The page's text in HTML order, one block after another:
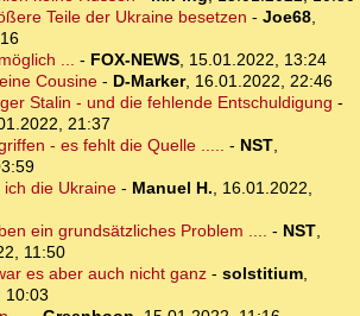
Teile der Ukraine besetzen - Joe68,
... - FOX-NEWS, 15.01.2022, 13:24
Cousine- D-Marker, 16.01.2022, 22:46
Stalin - und die fehlende Entschuldigung -
21:37
- es fehlt die Quelle ..... - NST,
die Ukraine- Manuel H., 16.01.2022,
ein grundsätzliches Problem .... - NST,
11:50
es aber auch nicht ganz- solstitium,
10:03